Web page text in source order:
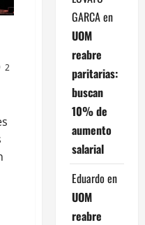
2
GARCAen
UOM
reabre
paritarias:
buscan
10% de
aumento
salarial
Eduardo en
UOM
reabre